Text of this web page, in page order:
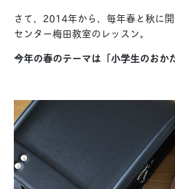
さて、2014年から、毎年春と秋に
センター梅田教室のレッスン。
今年の春のテーマは「小学生のおか